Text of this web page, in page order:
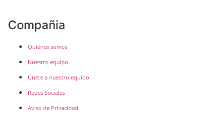
Compañia
Quiénes somos
Nuestro equipo
Únete a nuestro equipo
Redes Sociales
Aviso de Privacidad